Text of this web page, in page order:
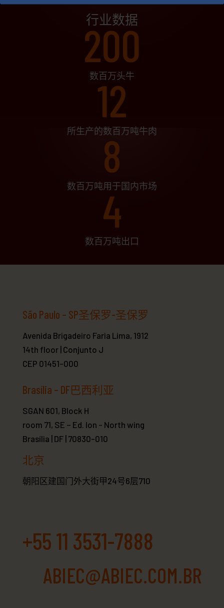
行业数据
200
数百万头牛
12
所生产的数百万吨牛肉
8
数百万吨用于国内市场
4
数百万吨出口
São Paulo – SP圣保罗-圣保罗
Avenida Brigadeiro Faria Lima, 1912
14th floor | Conjunto J
CEP 01451-000
Brasília – DF巴西利亚
SGAN 601, Block H
room 71, SE – Ed. Ion - North wing
Brasília | DF | 70830-010
北京
朝阳区建国门外大街甲24号6层710
+55 11 3531-7888
ABIEC@ABIEC.COM.BR